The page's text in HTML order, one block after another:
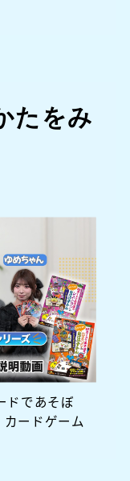
たをみ
ドであそぼ
ードゲーム